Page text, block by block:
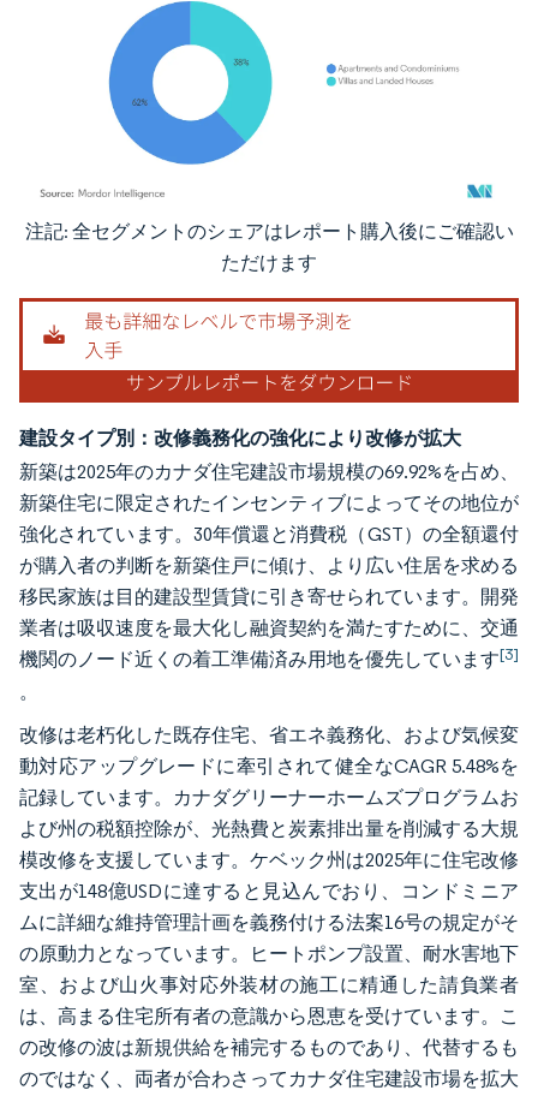
画像 © Mordor Intelligence。再利用にはCC BY 4.0の表示が必要です。
注記: 全セグメントのシェアはレポート購入後にご確認い
ただけます
建設タイプ別：改修義務化の強化により改修が拡大
新築は2025年のカナダ住宅建設市場規模の69.92%を占め、
新築住宅に限定されたインセンティブによってその地位が
強化されています。30年償還と消費税（GST）の全額還付
が購入者の判断を新築住戸に傾け、より広い住居を求める
移民家族は目的建設型賃貸に引き寄せられています。開発
業者は吸収速度を最大化し融資契約を満たすために、交通
機関のノード近くの着工準備済み用地を優先しています[3]
。
改修は老朽化した既存住宅、省エネ義務化、および気候変
動対応アップグレードに牽引されて健全なCAGR 5.48%を
記録しています。カナダグリーナーホームズプログラムお
よび州の税額控除が、光熱費と炭素排出量を削減する大規
模改修を支援しています。ケベック州は2025年に住宅改修
支出が148億USDに達すると見込んでおり、コンドミニア
ムに詳細な維持管理計画を義務付ける法案16号の規定がそ
の原動力となっています。ヒートポンプ設置、耐水害地下
室、および山火事対応外装材の施工に精通した請負業者
は、高まる住宅所有者の意識から恩恵を受けています。こ
の改修の波は新規供給を補完するものであり、代替するも
のではなく、両者が合わさってカナダ住宅建設市場を拡大